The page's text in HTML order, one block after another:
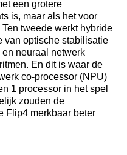
een grotere
is, maar als het voor
tweede werkt hybride
van optische stabilisatie
neuraal netwerk
En dit is waar de
co-processor (NPU)
1 processor in het spel
zouden de
Flip4 merkbaar beter